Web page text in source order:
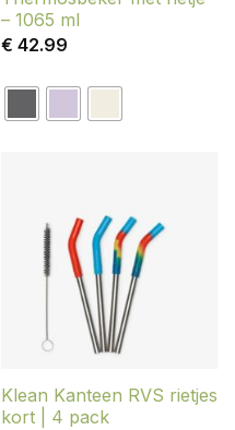
– 1065 ml
€ 42.99
Klean Kanteen RVS rietjes
kort | 4 pack